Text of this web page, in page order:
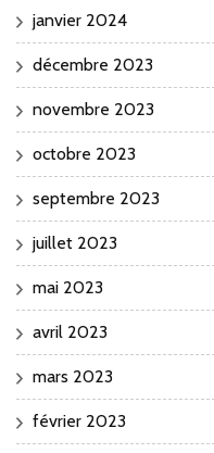
janvier 2024
décembre 2023
novembre 2023
octobre 2023
septembre 2023
juillet 2023
mai 2023
avril 2023
mars 2023
février 2023